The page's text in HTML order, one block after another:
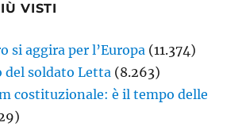
VISTI
si aggira per l’Europa (11.374)
del soldato Letta (8.263)
costituzionale: è il tempo delle